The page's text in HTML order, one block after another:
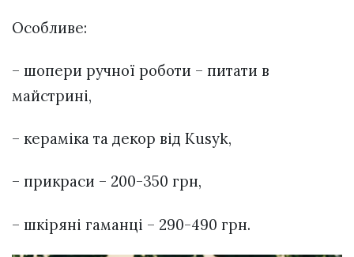
Особливе:
– шопери ручної роботи – питати в
майстрині,
– кераміка та декор від Kusyk,
– прикраси – 200-350 грн,
– шкіряні гаманці – 290-490 грн.